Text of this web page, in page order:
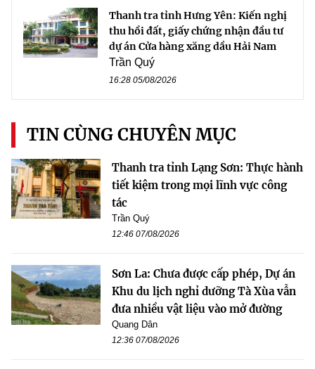
Thanh tra tỉnh Hưng Yên: Kiến nghị
thu hồi đất, giấy chứng nhận đầu tư
dự án Cửa hàng xăng dầu Hải Nam
Trần Quý
16:28 05/08/2026
TIN CÙNG CHUYÊN MỤC
Thanh tra tỉnh Lạng Sơn: Thực hành
tiết kiệm trong mọi lĩnh vực công
tác
Trần Quý
12:46 07/08/2026
Sơn La: Chưa được cấp phép, Dự án
Khu du lịch nghỉ dưỡng Tà Xùa vẫn
đưa nhiều vật liệu vào mở đường
Quang Dân
12:36 07/08/2026